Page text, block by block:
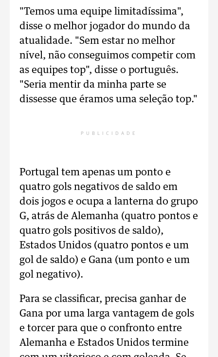
"Temos uma equipe limitadíssima",
disse o melhor jogador do mundo da
atualidade. "Sem estar no melhor
nível, não conseguimos competir com
as equipes top", disse o português.
"Seria mentir da minha parte se
dissesse que éramos uma seleção top."
PUBLICIDADE
Portugal tem apenas um ponto e
quatro gols negativos de saldo em
dois jogos e ocupa a lanterna do grupo
G, atrás de Alemanha (quatro pontos e
quatro gols positivos de saldo),
Estados Unidos (quatro pontos e um
gol de saldo) e Gana (um ponto e um
gol negativo).
Para se classificar, precisa ganhar de
Gana por uma larga vantagem de gols
e torcer para que o confronto entre
Alemanha e Estados Unidos termine